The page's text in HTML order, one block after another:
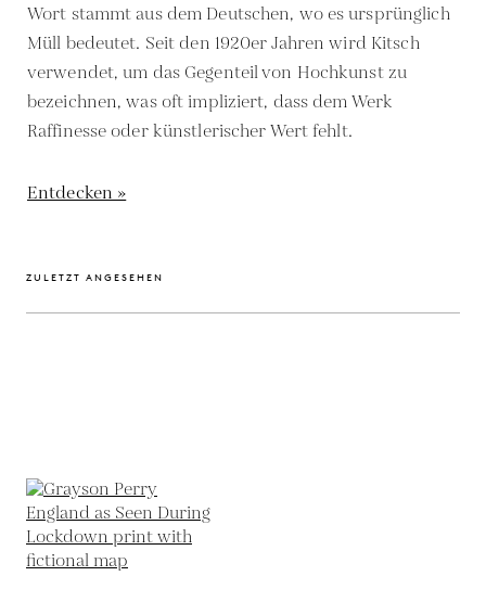
Wort stammt aus dem Deutschen, wo es ursprünglich
Müll bedeutet. Seit den 1920er Jahren wird Kitsch
verwendet, um das Gegenteil von Hochkunst zu
bezeichnen, was oft impliziert, dass dem Werk
Raffinesse oder künstlerischer Wert fehlt.
Entdecken »
ZULETZT ANGESEHEN